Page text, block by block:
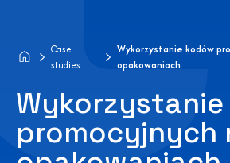
Case
studies
Wykorzystanie kodów
opakowaniach
promocyjnych